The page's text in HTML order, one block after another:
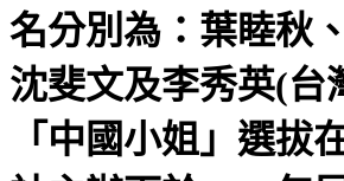
名分別為：葉睦秋
沈斐文及李秀英(台
「中國小姐」選拔